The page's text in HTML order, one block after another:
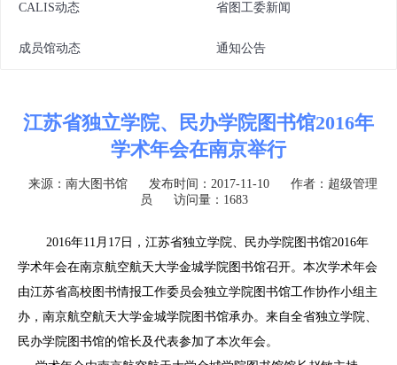
CALIS动态 省图工委新闻
成员馆动态 通知公告
江苏省独立学院、民办学院图书馆2016年
学术年会在南京举行
来源：南大图书馆 发布时间：2017-11-10
作者：超级管理
员
访问量：1683
2016年11月17日，江苏省独立学院、民办学院图书馆2016年
学术年会在南京航空航天大学金城学院图书馆召开。本次学术年会
由江苏省高校图书情报工作委员会独立学院图书馆工作协作小组主
办，南京航空航天大学金城学院图书馆承办。来自全省独立学院、
民办学院图书馆的馆长及代表参加了本次年会。